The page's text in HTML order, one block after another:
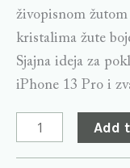
živopisnom žutom
kristalima žute
Sjajna ideja za
iPhone 13 Pro i
Add